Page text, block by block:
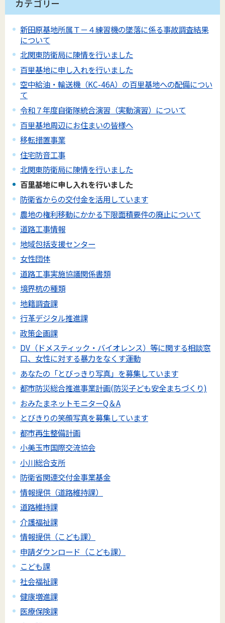
カテゴリー
新田原基地所属Ｔ－４練習機の墜落に係る事故調査結果
について
北関東防衛局に陳情を行いました
百里基地に申し入れを行いました
空中給油・輸送機（KC-46A）の百里基地への配備につい
て
令和７年度自衛隊統合演習（実動演習）について
百里基地周辺にお住まいの皆様へ
移転措置事業
住宅防音工事
北関東防衛局に陳情を行いました
百里基地に申し入れを行いました
防衛省からの交付金を活用しています
農地の権利移動にかかる下限面積要件の廃止について
道路工事情報
地域包括支援センター
女性団体
道路工事実施協議関係書類
境界杭の種類
地籍調査課
行革デジタル推進課
政策企画課
DV（ドメスティック・バイオレンス）等に関する相談窓
口、女性に対する暴力をなくす運動
あなたの「とびっきり写真」を募集しています
都市防災総合推進事業計画(防災子ども安全まちづくり)
おみたまネットモニターQ＆A
とびきりの笑顔写真を募集しています
都市再生整備計画
小美玉市国際交流協会
小川総合支所
防衛省関連交付金事業基金
情報提供（道路維持課）
道路維持課
介護福祉課
情報提供（こども課）
申請ダウンロード（こども課）
こども課
社会福祉課
健康増進課
医療保険課